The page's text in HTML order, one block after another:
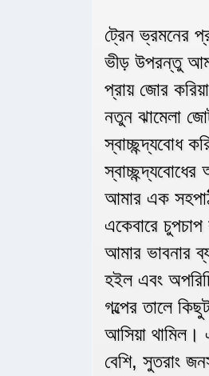
ট্রেন ভ্রমনের
ভীড় উপরন্তু
প্রায় জোর
নতুন ঝামেলা
স্বাচ্ছন্দ্যবোধ
আমার এক
একেবারে
আমার ভাবনার
হইল এবং
গল্পের তালে
আসিয়া থামিল।
বেশি, সুতরাং